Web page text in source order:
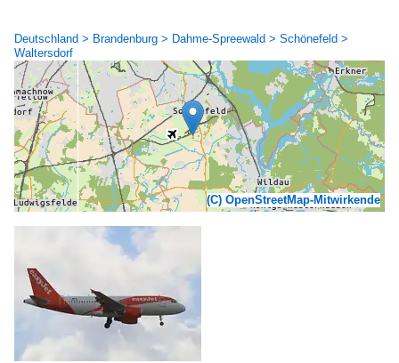
Deutschland > Brandenburg > Dahme-Spreewald > Schönefeld >
Waltersdorf
(C) OpenStreetMap-Mitwirkende